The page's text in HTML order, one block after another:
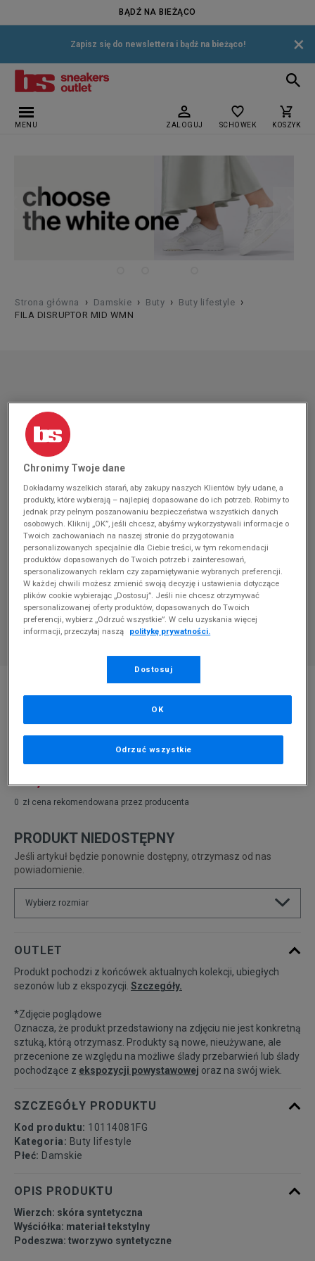
BĄDŹ NA BIEŻĄCO
Zapisz się do newslettera i bądź na bieżąco! ×
MENU ZALOGUJ SCHOWEK KOSZYK
Strona główna › Damskie › Buty › Buty lifestyle ›
FILA DISRUPTOR MID WMN
Produkt pochodzi z końcówek aktualnych kolekcji, ubiegłych
sezonów lub z ekspozycji.Szczegóły.
0 zł cena rekomendowana przez producenta
179,99 zł
PRODUKT NIEDOSTĘPNY
Jeśli artykuł będzie ponownie dostępny, otrzymasz od nas
powiadomienie.
Wybierz rozmiar
36 22,5 cm Powiadom o dostępności
36,5 23 cm
37,5 23,5 cm Powiadom o dostępności
38,5 24,5 cm
39,5 25,5 cm
OUTLET
Produkt pochodzi z końcówek aktualnych kolekcji, ubiegłych
sezonów lub z ekspozycji. Szczegóły.
*Zdjęcie poglądowe
Oznacza, że produkt przedstawiony na zdjęciu nie jest konkretną
sztuką, którą otrzymasz. Produkty są nowe, nieużywane, ale
przecenione ze względu na możliwe ślady przebarwień lub ślady
pochodzące z ekspozycji powystawowej oraz na swój wiek.
SZCZEGÓŁY PRODUKTU
Kod produktu: 10114081FG
Kategoria: Buty lifestyle
Płeć: Damskie
OPIS PRODUKTU
Wierzch: skóra syntetyczna
Wyściółka: materiał tekstylny
Podeszwa: tworzywo syntetyczne
Chronimy Twoje dane
Dokładamy wszelkich starań, aby zakupy naszych Klientów były udane, a
produkty, które wybierają – najlepiej dopasowane do ich potrzeb. Robimy to
jednak przy pełnym poszanowaniu bezpieczeństwa wszystkich danych
osobowych. Kliknij „OK”, jeśli chcesz, abyśmy wykorzystywali informacje o
Twoich zachowaniach na naszej stronie do przygotowania
personalizowanych specjalnie dla Ciebie treści, w tym rekomendacji
produktów dopasowanych do Twoich potrzeb i zainteresowań,
spersonalizowanych reklam czy zapamiętywanie wybranych preferencji.
W każdej chwili możesz zmienić swoją decyzję i ustawienia dotyczące
plików cookie wybierając „Dostosuj”. Jeśli nie chcesz otrzymywać
spersonalizowanej oferty produktów, dopasowanych do Twoich
preferencji, wybierz „Odrzuć wszystkie”. W celu uzyskania więcej
informacji, przeczytaj naszą
politykę prywatności.
Dostosuj
Odrzuć wszystkie
OK